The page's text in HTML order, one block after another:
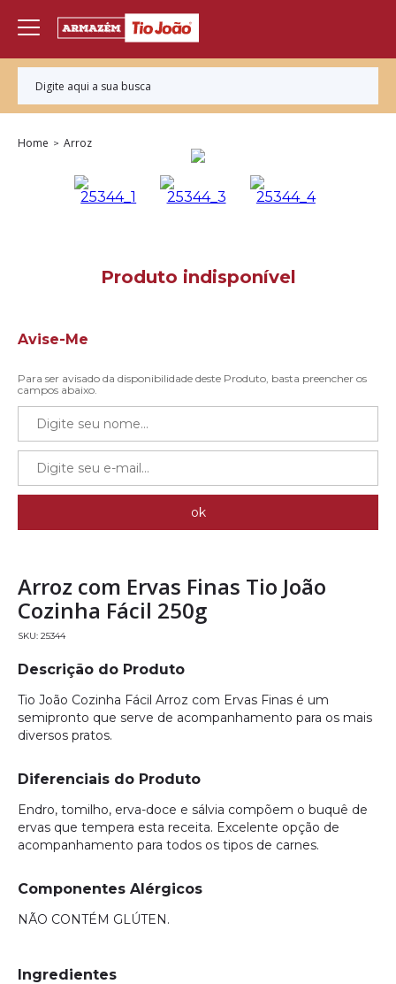
Home Arroz
Arroz com Ervas Finas Tio João
Cozinha Fácil 250g
25344
Avise-Me
Para ser avisado da disponibilidade deste Produto, basta preencher os
campos abaixo.
Descrição do Produto
Tio João Cozinha Fácil Arroz com Ervas Finas é um
semipronto que serve de acompanhamento para os mais
diversos pratos.
Diferenciais do Produto
Endro, tomilho, erva-doce e sálvia compõem o buquê de
ervas que tempera esta receita. Excelente opção de
acompanhamento para todos os tipos de carnes.
Componentes Alérgicos
NÃO CONTÉM GLÚTEN.
Ingredientes